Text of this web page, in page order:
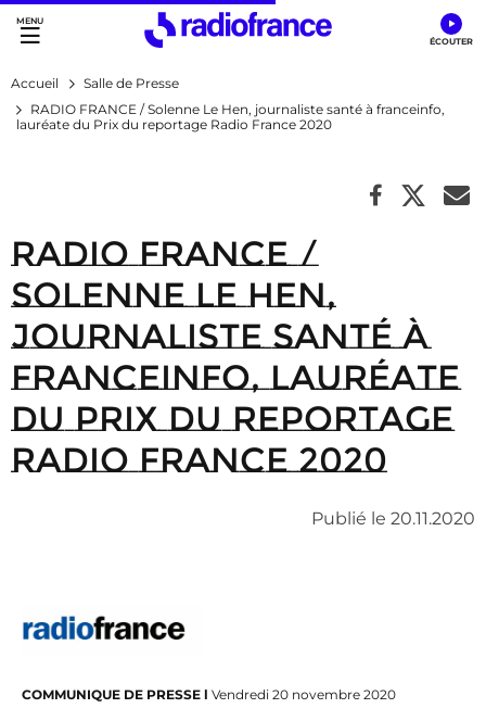
Accès direct :
Menu principal
Contenu
Accueil
Salle de Presse
RADIO FRANCE / Solenne Le Hen, journaliste santé à franceinfo,
lauréate du Prix du reportage Radio France 2020
RADIO FRANCE /
Solenne Le Hen,
journaliste santé à
franceinfo, lauréate
du Prix du reportage
Radio France 2020
Publié le 20.11.2020
COMMUNIQUE DE PRESSE l Vendredi 20 novembre 2020